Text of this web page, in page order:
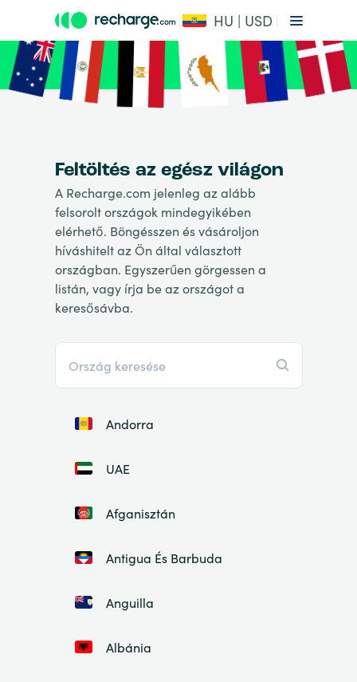
HU | USD
Feltöltés az egész világon
A Recharge.com jelenleg az alább
felsorolt országok mindegyikében
elérhető. Böngésszen és vásároljon
híváshitelt az Ön által választott
országban. Egyszerűen görgessen a
listán, vagy írja be az országot a
keresősávba.
Andorra
UAE
Afganisztán
Antigua És Barbuda
Anguilla
Albánia